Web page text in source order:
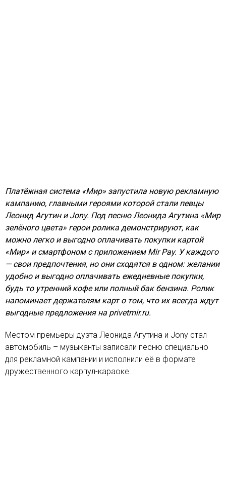
Платёжная система «Мир» запустила новую рекламную
кампанию, главными героями которой стали певцы
Леонид Агутин и Jony. Под песню Леонида Агутина «Мир
зелёного цвета» герои ролика демонстрируют, как
можно легко и выгодно оплачивать покупки картой
«Мир» и смартфоном с приложением Mir Pay. У каждого
— свои предпочтения, но они сходятся в одном: желании
удобно и выгодно оплачивать ежедневные покупки,
будь то утренний кофе или полный бак бензина. Ролик
напоминает держателям карт о том, что их всегда ждут
выгодные предложения на privetmir.ru.
Местом премьеры дуэта Леонида Агутина и Jony стал
автомобиль – музыканты записали песню специально
для рекламной кампании и исполнили её в формате
дружественного карпул-караоке.